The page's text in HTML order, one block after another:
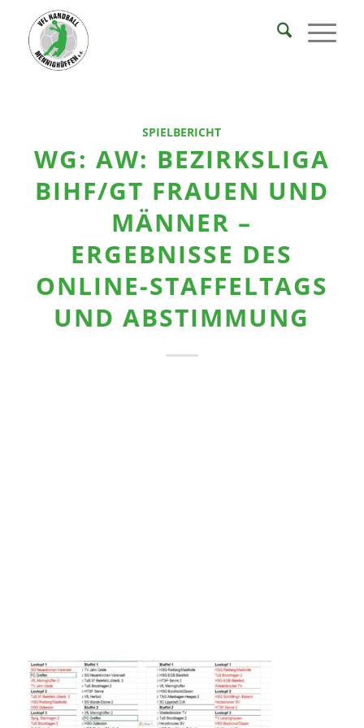
SPIELBERICHT
WG: AW: BEZIRKSLIGA
BIHF/GT FRAUEN UND
MÄNNER –
ERGEBNISSE DES
ONLINE-STAFFELTAGS
UND ABSTIMMUNG